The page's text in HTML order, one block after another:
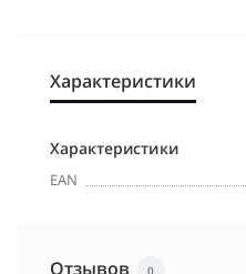
Характеристики
Характеристики
EAN
Отзывов 0